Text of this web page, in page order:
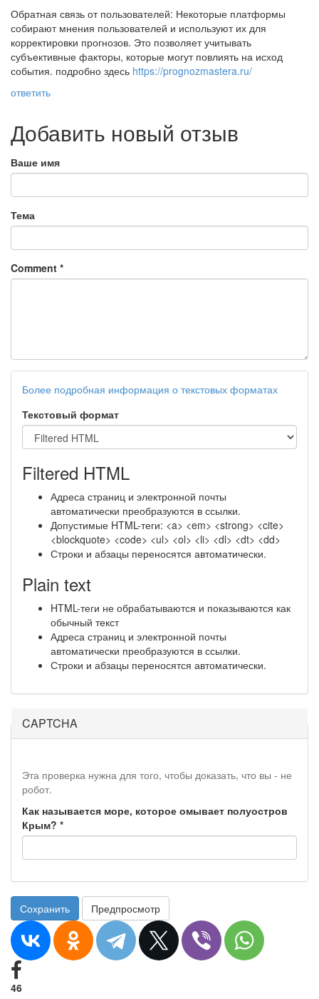
Обратная связь от пользователей: Некоторые платформы
собирают мнения пользователей и используют их для
корректировки прогнозов. Это позволяет учитывать
субъективные факторы, которые могут повлиять на исход
события. подробно здесь https://prognozmastera.ru/
ответить
Добавить новый отзыв
Ваше имя
Тема
Comment *
Более подробная информация о текстовых форматах
Текстовый формат
Filtered HTML
Адреса страниц и электронной почты
автоматически преобразуются в ссылки.
Допустимые HTML-теги: <a> <em> <strong> <cite>
<blockquote> <code> <ul> <ol> <li> <dl> <dt> <dd>
Строки и абзацы переносятся автоматически.
Plain text
HTML-теги не обрабатываются и показываются как
обычный текст
Адреса страниц и электронной почты
автоматически преобразуются в ссылки.
Строки и абзацы переносятся автоматически.
CAPTCHA
Эта проверка нужна для того, чтобы доказать, что вы - не
робот.
Как называется море, которое омывает полуостров
Крым? *
Сохранить Предпросмотр
46